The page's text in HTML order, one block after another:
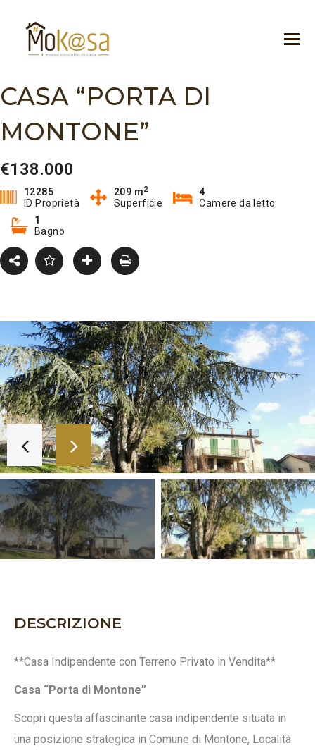
CASA “PORTA DI
MONTONE”
€138.000
12285
ID Proprietà
209 m2
Superficie
4
Camere da letto
1
Bagno
DESCRIZIONE
**Casa Indipendente con Terreno Privato in Vendita**
Casa “Porta di Montone”
Scopri questa affascinante casa indipendente situata in
una posizione strategica in Comune di Montone, Località